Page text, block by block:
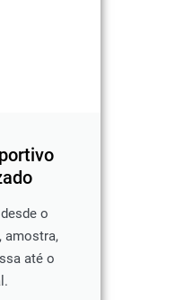
o
amostra,
até o